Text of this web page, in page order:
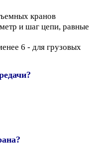
кранов
и шаг цепи, равные
6 - для грузовых